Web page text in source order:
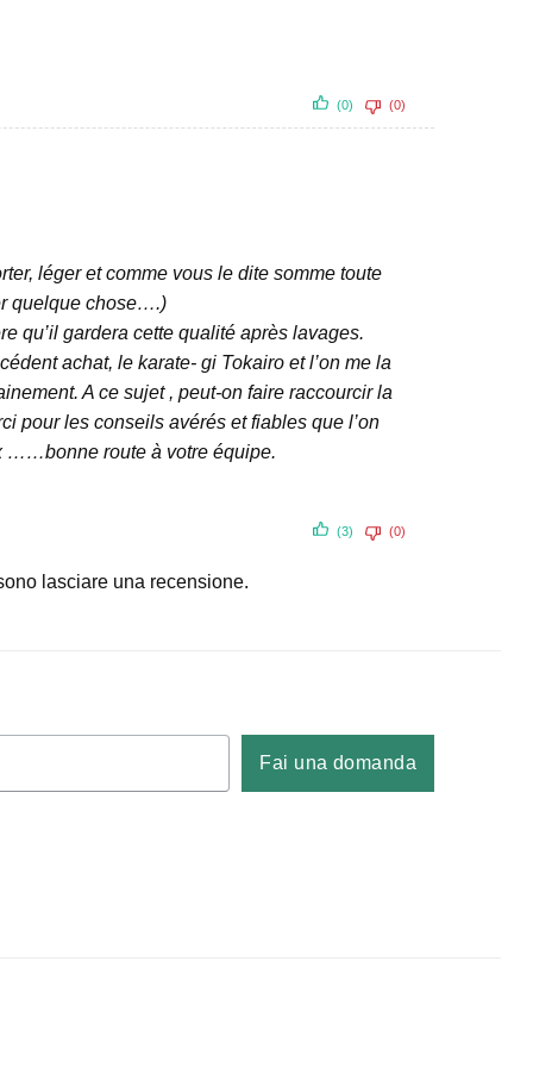
(0) (0)
léger et comme vous le dite somme toute
quelque chose….)
qu’il gardera cette qualité après lavages.
achat, le karate- gi Tokairo et l’on me la
A ce sujet , peut-on faire raccourcir la
pour les conseils avérés et fiables que l’on
……bonne route à votre équipe.
(3) (0)
lasciare una recensione.
Fai una domanda